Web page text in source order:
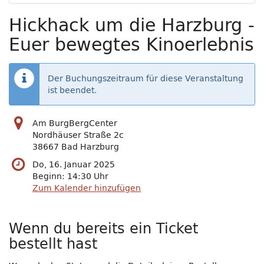
Hickhack um die Harzburg -
Euer bewegtes Kinoerlebnis
Der Buchungszeitraum für diese Veranstaltung
ist beendet.
Am BurgBergCenter
Nordhäuser Straße 2c
38667 Bad Harzburg
Do, 16. Januar 2025
Beginn: 14:30 Uhr
Zum Kalender hinzufügen
Wenn du bereits ein Ticket
bestellt hast